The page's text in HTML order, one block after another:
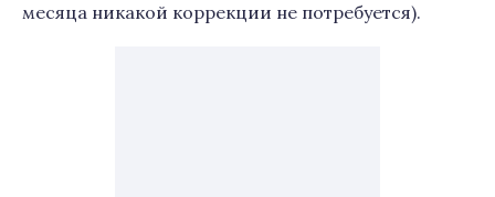
месяца никакой коррекции не потребуется).